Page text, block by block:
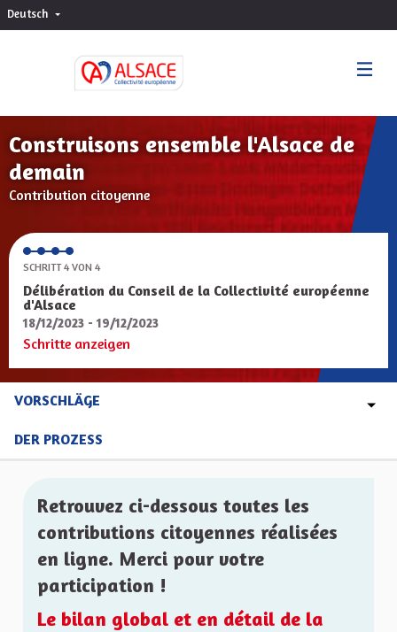
Deutsch Choisir la langue
Construisons ensemble l'Alsace de
demain
Contribution citoyenne
SCHRITT 4 VON 4
Délibération du Conseil de la Collectivité européenne
d'Alsace
18/12/2023 - 19/12/2023
Schritte anzeigen
VORSCHLÄGE
DER PROZESS
Retrouvez ci-dessous toutes les
contributions citoyennes réalisées
en ligne. Merci pour votre
participation !
Le bilan global et en détail de la